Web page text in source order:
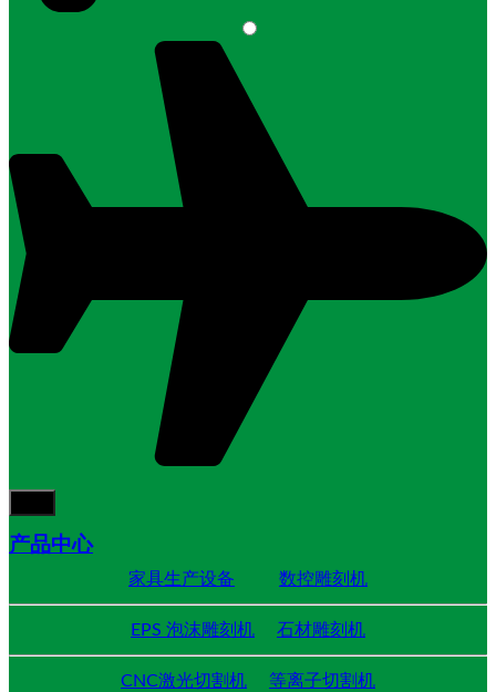
产品中心
家具生产设备 数控雕刻机
EPS 泡沫雕刻机 石材雕刻机
CNC激光切割机 等离子切割机